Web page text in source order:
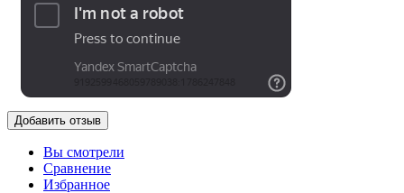
Добавить отзыв
Вы смотрели
Сравнение
Избранное